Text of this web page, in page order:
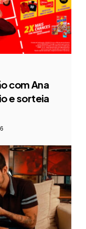
com Ana
e sorteia